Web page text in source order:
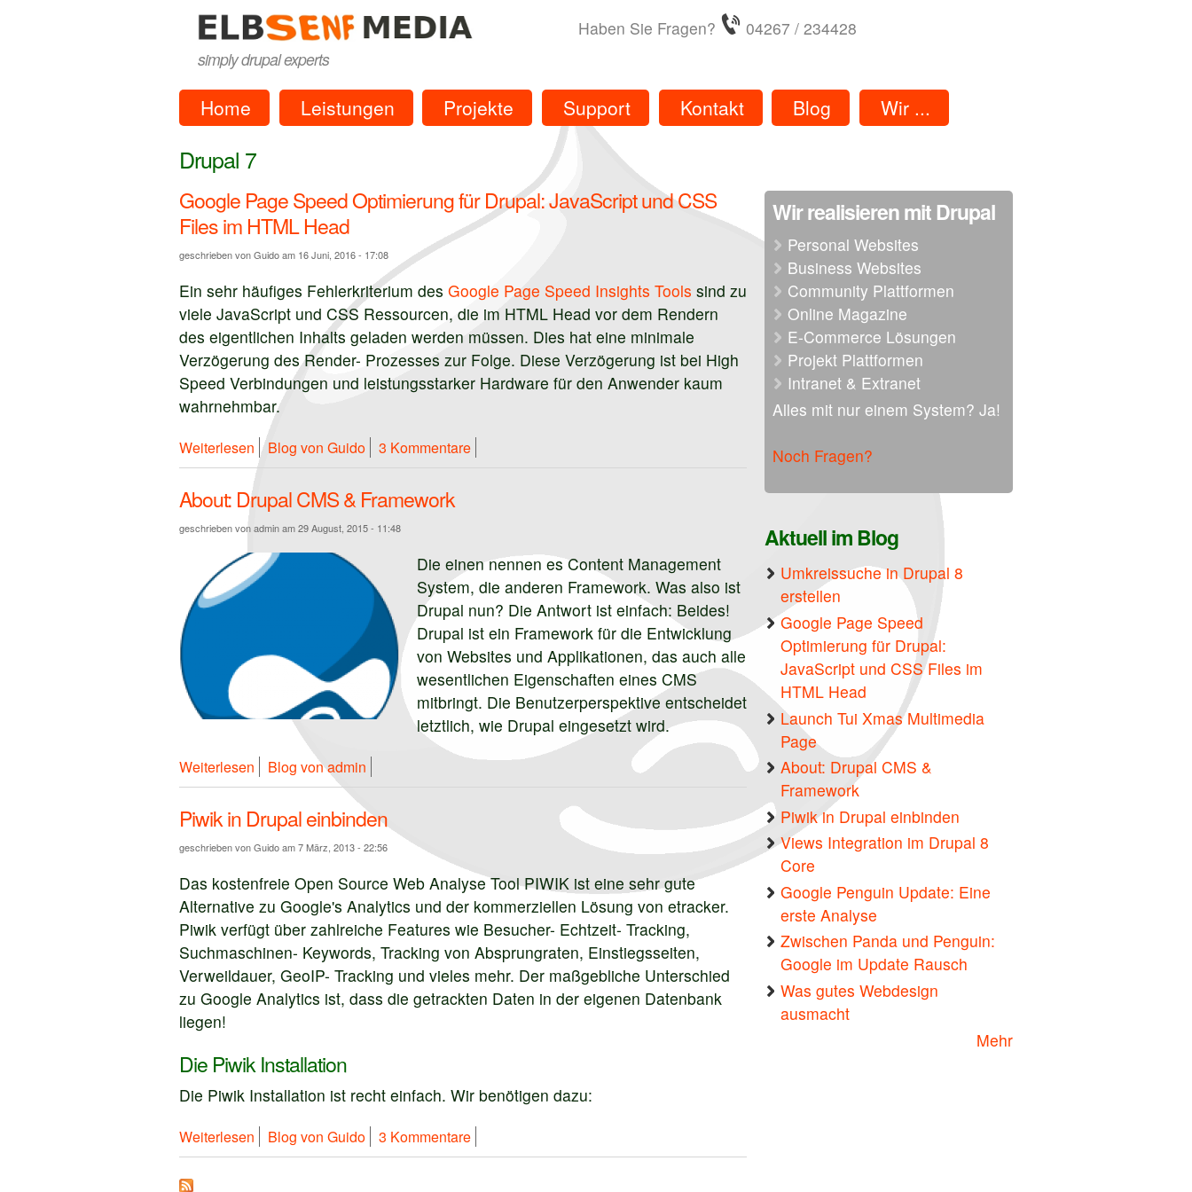
elbsenf media
simply drupal experts
Haben Sie Fragen? 04267 / 234428
Home Leistungen Projekte Support Kontakt Blog Wir ...
Drupal 7
Google Page Speed Optimierung für Drupal: JavaScript und CSS
Files im HTML Head
geschrieben vonGuidoam 16 Juni, 2016 - 17:08
Ein sehr häufiges Fehlerkriterium des Google Page Speed Insights Tools sind zu
viele JavaScript und CSS Ressourcen, die im HTML Head vor dem Rendern
des eigentlichen Inhalts geladen werden müssen. Dies hat eine minimale
Verzögerung des Render- Prozesses zur Folge. Diese Verzögerung ist bei High
Speed Verbindungen und leistungsstarker Hardware für den Anwender kaum
wahrnehmbar.
Weiterlesen über Google Page Speed Optimierung für Drupal: JavaScript und CSS Files im HTML Head
Blog von Guido 3 Kommentare
About: Drupal CMS & Framework
geschrieben vonadminam 29 August, 2015 - 11:48
Die einen nennen es Content Management
System, die anderen Framework. Was also ist
Drupal nun? Die Antwort ist einfach: Beides!
Drupal ist ein Framework für die Entwicklung
von Websites und Applikationen, das auch alle
wesentlichen Eigenschaften eines CMS
mitbringt. Die Benutzerperspektive entscheidet
letztlich, wie Drupal eingesetzt wird.
Weiterlesen über About: Drupal CMS & Framework
Blog von admin
Piwik in Drupal einbinden
geschrieben vonGuidoam 7 März, 2013 - 22:56
Das kostenfreie Open Source Web Analyse Tool PIWIK ist eine sehr gute
Alternative zu Google's Analytics und der kommerziellen Lösung von etracker.
Piwik verfügt über zahlreiche Features wie Besucher- Echtzeit- Tracking,
Suchmaschinen- Keywords, Tracking von Absprungraten, Einstiegsseiten,
Verweildauer, GeoIP- Tracking und vieles mehr. Der maßgebliche Unterschied
zu Google Analytics ist, dass die getrackten Daten in der eigenen Datenbank
liegen!
Die Piwik Installation
Die Piwik Installation ist recht einfach. Wir benötigen dazu:
Weiterlesen über Piwik in Drupal einbinden
Blog von Guido 3 Kommentare
Wir realisieren mit Drupal
Personal Websites
Business Websites
Community Plattformen
Online Magazine
E-Commerce Lösungen
Projekt Plattformen
Intranet & Extranet
Alles mit nur einem System? Ja!
Noch Fragen?
Aktuell im Blog
Umkreissuche in Drupal 8
erstellen
Google Page Speed
Optimierung für Drupal:
JavaScript und CSS Files im
HTML Head
Launch Tui Xmas Multimedia
Page
About: Drupal CMS &
Framework
Piwik in Drupal einbinden
Views Integration im Drupal 8
Core
Google Penguin Update: Eine
erste Analyse
Zwischen Panda und Penguin:
Google im Update Rausch
Was gutes Webdesign
ausmacht
Mehr